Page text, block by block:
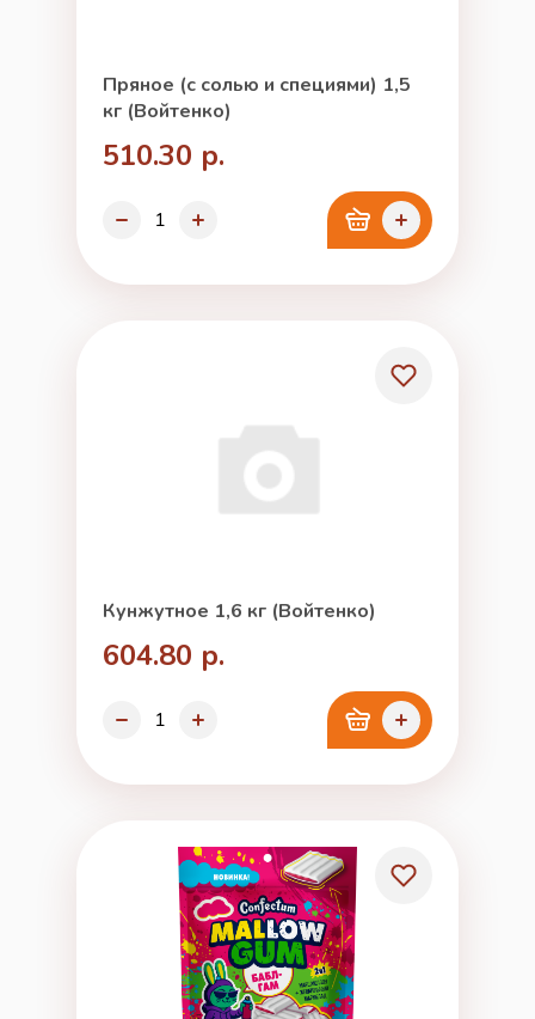
Пряное (с солью и специями) 1,5
кг (Войтенко)
510.30 р.
Кунжутное 1,6 кг (Войтенко)
604.80 р.